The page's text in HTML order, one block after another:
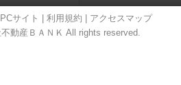
PCサイト 利用規約
アクセスマップ
動産ＢＡＮＫ All rights reserved.